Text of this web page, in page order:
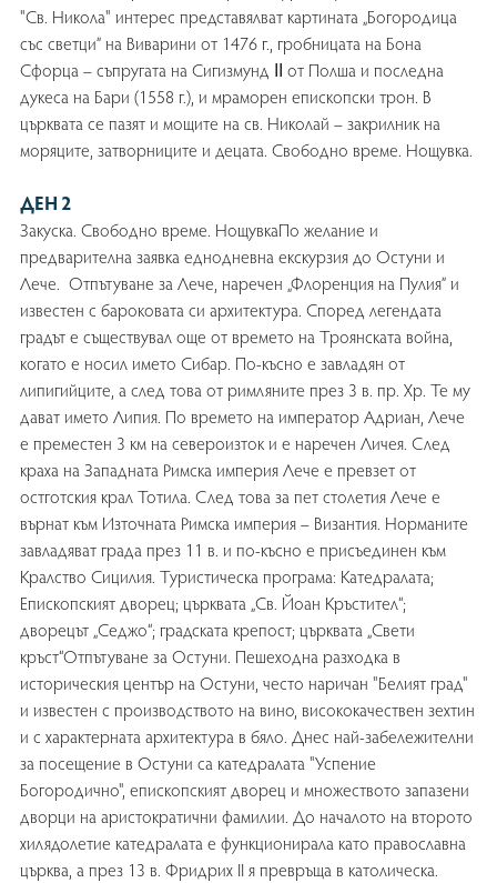
"Св. Никола" интерес представялват картината „Богородица
със светци” на Виварини от 1476 г., гробницата на Бона
Сфорца – съпругата на Сигизмунд ІІ от Полша и последна
дукеса на Бари (1558 г.), и мраморен епископски трон. В
църквата се пазят и мощите на св. Николай – закрилник на
моряците, затворниците и децата. Свободно време. Нощувка.
ДЕН 2
Закуска. Свободно време. НощувкаПо желание и
предварителна заявка еднодневна екскурзия до Остуни и
Лече. Отпътуване за Лече, наречен „Флоренция на Пулия” и
известен с бароковата си архитектура. Според легендата
градът е съществувал още от времето на Троянската война,
когато е носил името Сибар. По-късно е завладян от
липигийците, а след това от римляните през 3 в. пр. Хр. Те му
дават името Липия. По времето на император Адриан, Лече
е преместен 3 км на североизток и е наречен Личея. След
краха на Западната Римска империя Лече е превзет от
остготския крал Тотила. След това за пет столетия Лече е
върнат към Източната Римска империя – Византия. Норманите
завладяват града през 11 в. и по-късно е присъединен към
Кралство Сицилия. Туристическа програма: Катедралата;
Епископският дворец; църквата „Св. Йоан Кръстител“;
дворецът „Седжо“; градската крепост; църквата „Свети
кръст“Отпътуване за Остуни. Пешеходна разходка в
историческия център на Остуни, често наричан "Белият град"
и известен с производството на вино, висококачествен зехтин
и с характерната архитектура в бяло. Днес най-забележителни
за посещение в Остуни са катедралата "Успение
Богородично", епископският дворец и множеството запазени
дворци на аристократични фамилии. До началото на второто
хилядолетие катедралата е функционирала като православна
църква, а през 13 в. Фридрих II я превръща в католическа.